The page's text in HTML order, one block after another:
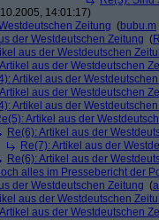
14:01:17)
Zeitung (bubu.m
der Westdeutschen Zeitung (
aus der Westdeutschen
aus der Westdeutschen
Artikel aus der
aus der Westdeutschen
Artikel aus der
Artikel aus der
Re(6): Artikel aus der
Re(7): Artikel aus der
Re(6): Artikel aus der
alles im Pressebericht der
der Westdeutschen Zeitung (
aus der Westdeutschen
aus der Westdeutschen